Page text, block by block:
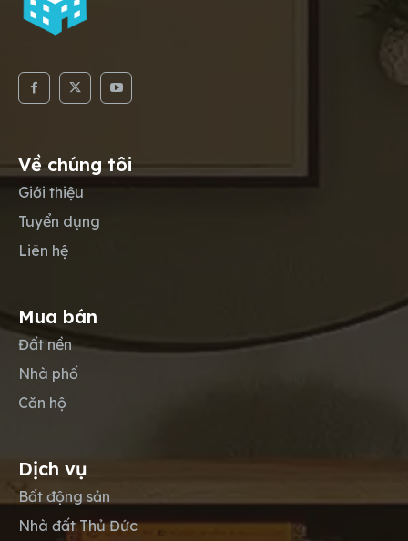
Về chúng tôi
Giới thiệu
Tuyển dụng
Liên hệ
Mua bán
Đất nền
Nhà phố
Căn hộ
Dịch vụ
Bất động sản
Nhà đất Thủ Đức